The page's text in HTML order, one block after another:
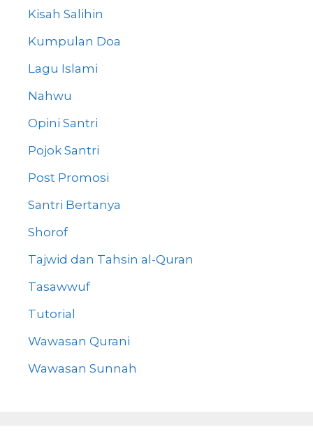
Kisah Salihin
Kumpulan Doa
Lagu Islami
Nahwu
Opini Santri
Pojok Santri
Post Promosi
Santri Bertanya
Shorof
Tajwid dan Tahsin al-Quran
Tasawwuf
Tutorial
Wawasan Qurani
Wawasan Sunnah